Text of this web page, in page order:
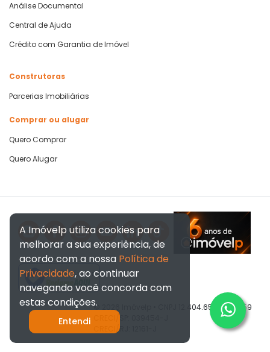
Análise Documental
Central de Ajuda
Crédito com Garantia de Imóvel
Construtoras
Parcerias Imobiliárias
Comprar ou alugar
Quero Comprar
Quero Alugar
Verificada por
© 2026 Imóvelp • CNPJ 12.404.656/0001-59
CRECI/SP: 039454-J
CRECI/RJ: 12161-J
A Imóvelp utiliza cookies para
melhorar a sua experiência, de
acordo com a nossa Política de
Privacidade, ao continuar
navegando você concorda com
estas condições.
Entendi